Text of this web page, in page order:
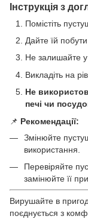
Інструкція з
Помістіть
Дайте їй
Не залишайте
Викладіть на
Не
печі чи
📌 Рекомендації:
Змінюйте
використання.
Перевіряйте
замінюйте її
Вирушайте в
поєднується з